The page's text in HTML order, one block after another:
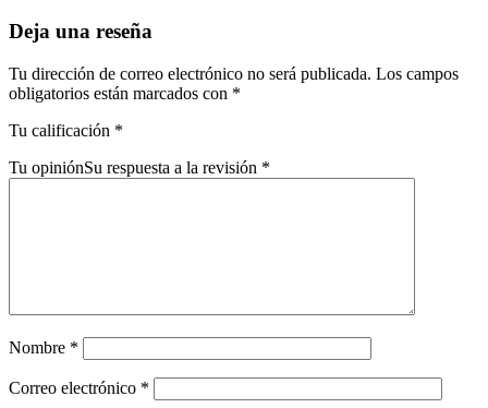
Deja una reseña
Tu dirección de correo electrónico no será publicada. Los campos
obligatorios están marcados con *
Tu calificación *
Tu opiniónSu respuesta a la revisión *
Nombre *
Correo electrónico *